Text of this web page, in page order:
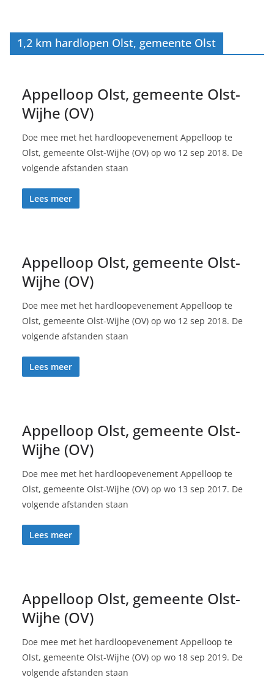
1,2 km hardlopen Olst, gemeente Olst
Appelloop Olst, gemeente Olst-
Wijhe (OV)
Doe mee met het hardloopevenement Appelloop te
Olst, gemeente Olst-Wijhe (OV) op wo 12 sep 2018. De
volgende afstanden staan
Lees meer
Appelloop Olst, gemeente Olst-
Wijhe (OV)
Doe mee met het hardloopevenement Appelloop te
Olst, gemeente Olst-Wijhe (OV) op wo 12 sep 2018. De
volgende afstanden staan
Lees meer
Appelloop Olst, gemeente Olst-
Wijhe (OV)
Doe mee met het hardloopevenement Appelloop te
Olst, gemeente Olst-Wijhe (OV) op wo 13 sep 2017. De
volgende afstanden staan
Lees meer
Appelloop Olst, gemeente Olst-
Wijhe (OV)
Doe mee met het hardloopevenement Appelloop te
Olst, gemeente Olst-Wijhe (OV) op wo 18 sep 2019. De
volgende afstanden staan